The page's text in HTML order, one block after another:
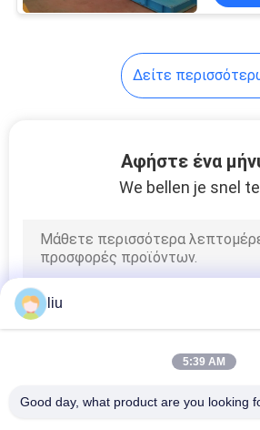
ενιαία
μηχάνημα
καλώδιο
εξώθησης
Δείτε
Αφήστε ένα
We bellen je snel
liu
5:39 AM
Good day, what product are you looking